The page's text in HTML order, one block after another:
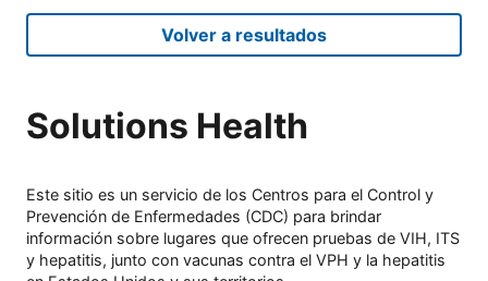
Volver a resultados
Solutions Health
Este sitio es un servicio de los Centros para el Control y
Prevención de Enfermedades (CDC) para brindar
información sobre lugares que ofrecen pruebas de VIH, ITS
y hepatitis, junto con vacunas contra el VPH y la hepatitis